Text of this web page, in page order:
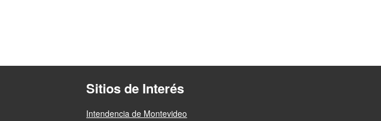
Sitios de Interés
Intendencia de Montevideo